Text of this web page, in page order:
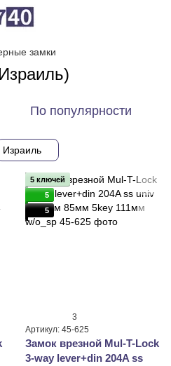
замки
По популярности
Израиль
5 ключей
5
5
3
Артикул: 45-625
Замок врезной Mul-T-Lock
3-way lever+din 204A ss